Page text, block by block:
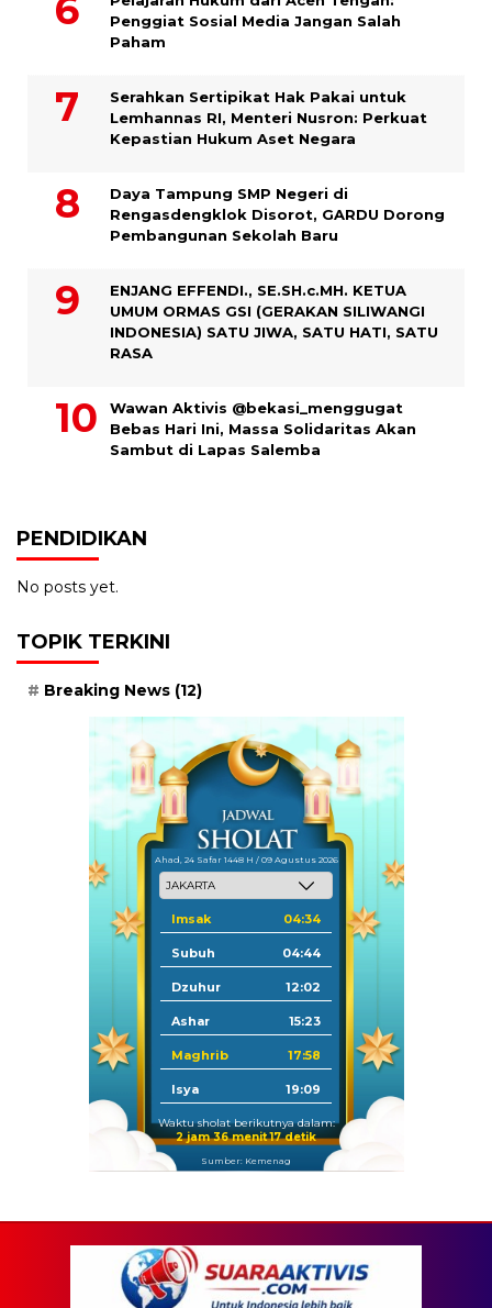
Penggiat Sosial Media Jangan Salah
Paham
Serahkan Sertipikat Hak Pakai untuk
Lemhannas RI, Menteri Nusron: Perkuat
Kepastian Hukum Aset Negara
Daya Tampung SMP Negeri di
Rengasdengklok Disorot, GARDU Dorong
Pembangunan Sekolah Baru
ENJANG EFFENDI., SE.SH.c.MH. KETUA
UMUM ORMAS GSI (GERAKAN SILIWANGI
INDONESIA) SATU JIWA, SATU HATI, SATU
RASA
Wawan Aktivis @bekasi_menggugat
Bebas Hari Ini, Massa Solidaritas Akan
Sambut di Lapas Salemba
PENDIDIKAN
No posts yet.
TOPIK TERKINI
Breaking News (12)
Ahad, 24 Safar 1448 H / 09 Agustus 2026
Imsak 04:34
Subuh 04:44
Dzuhur 12:02
Ashar 15:23
Maghrib 17:58
Isya 19:09
Waktu sholat berikutnya dalam:
2 jam 36 menit 15 detik
Sumber: Kemenag